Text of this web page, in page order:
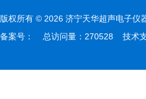
版权所有 © 2026 济宁天华超声电子
备案号：
总访问量：270528 技术支